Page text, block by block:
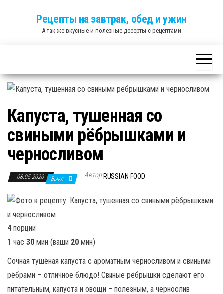
Рецепты на завтрак, обед и ужин
А так же вкусные и полезные десерты с рецептами
Капуста, тушенная со
свиными рёбрышками и
черносливом
08.05.2020 Выкл. Автор RUSSIAN FOOD
4порции
1 час 30 мин (ваши 20 мин)
Сочная тушёная капуста с ароматным черносливом и свиными
рёбрами – отличное блюдо! Свиные рёбрышки сделают его
питательным, капуста и овощи – полезным, а чернослив